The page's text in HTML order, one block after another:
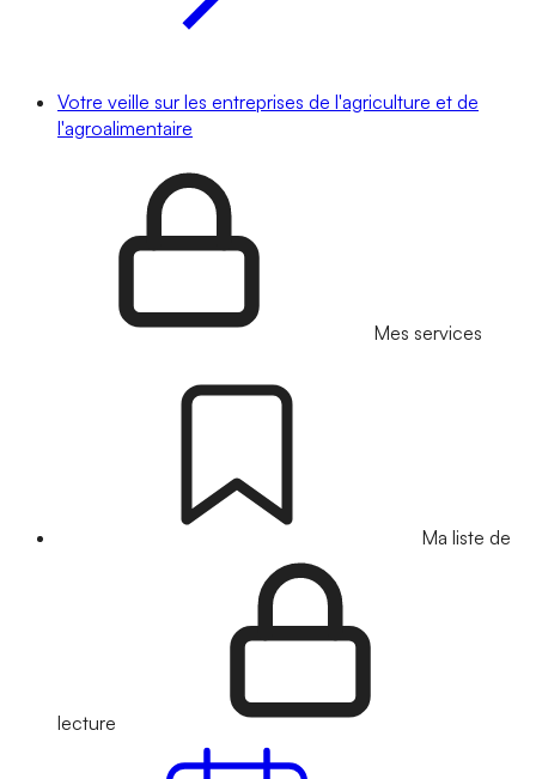
Votre veille sur les entreprises de l'agriculture et de
l'agroalimentaire
Mes services
Ma liste de
lecture